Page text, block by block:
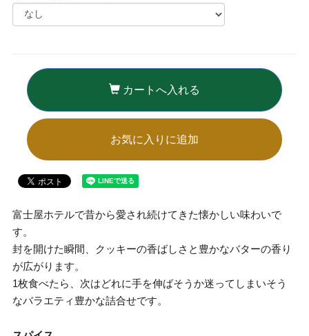
カートへ入れる
お気に入りに追加
富士屋ホテルで昔から愛され続けてきた懐かしい味わいで
す。
封を開けた瞬間、クッキーの香ばしさと豊かなバターの香り
が広がります。
1枚食べたら、次はどれに手を伸ばそうか迷ってしまいそう
なバラエティ豊かな詰合せです。